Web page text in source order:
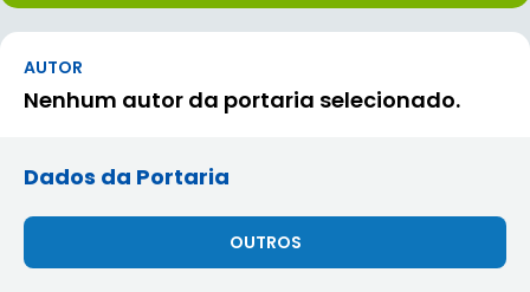
AUTOR
Nenhum autor da portaria selecionado.
Dados da Portaria
OUTROS